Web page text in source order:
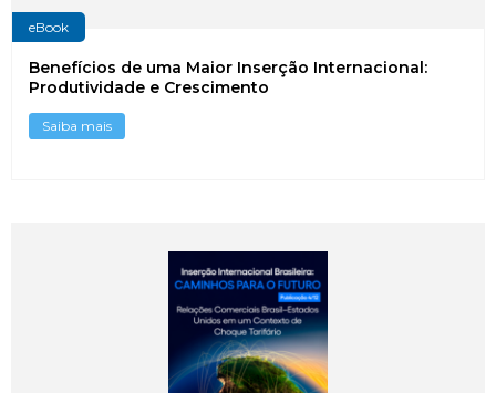
eBook
Benefícios de uma Maior Inserção Internacional:
Produtividade e Crescimento
Saiba mais